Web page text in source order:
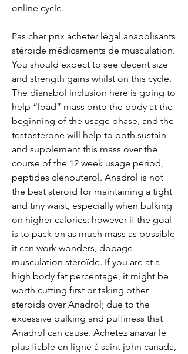
online cycle.
Pas cher prix acheter légal anabolisants
stéroïde médicaments de musculation.
You should expect to see decent size
and strength gains whilst on this cycle.
The dianabol inclusion here is going to
help “load” mass onto the body at the
beginning of the usage phase, and the
testosterone will help to both sustain
and supplement this mass over the
course of the 12 week usage period,
peptides clenbuterol. Anadrol is not
the best steroid for maintaining a tight
and tiny waist, especially when bulking
on higher calories; however if the goal
is to pack on as much mass as possible
it can work wonders, dopage
musculation stéroïde. If you are at a
high body fat percentage, it might be
worth cutting first or taking other
steroids over Anadrol; due to the
excessive bulking and puffiness that
Anadrol can cause. Achetez anavar le
plus fiable en ligne à saint john canada,